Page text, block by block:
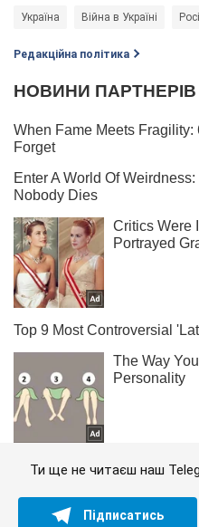
Україна Війна в Україні
Редакційна політика
Ти ще не читаєш наш
Підписатись